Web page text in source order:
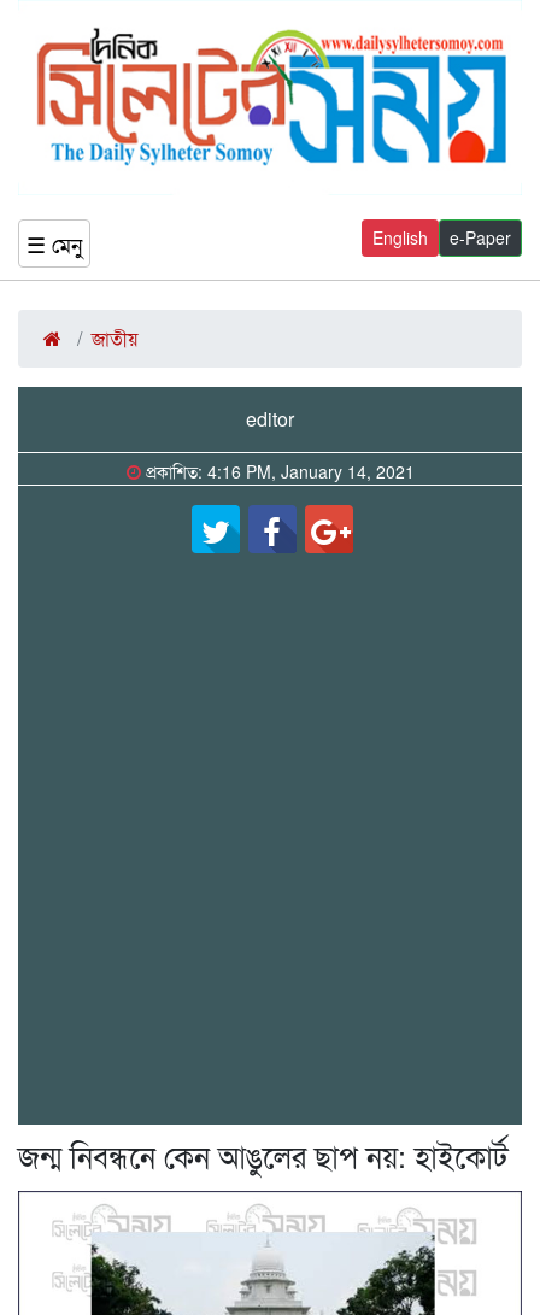
☰ মেনু e-Paper
English
জাতীয়
editor
প্রকাশিত: 4:16 PM, January 14, 2021
জন্ম নিবন্ধনে কেন আঙুলের ছাপ নয়: হাইকোর্ট